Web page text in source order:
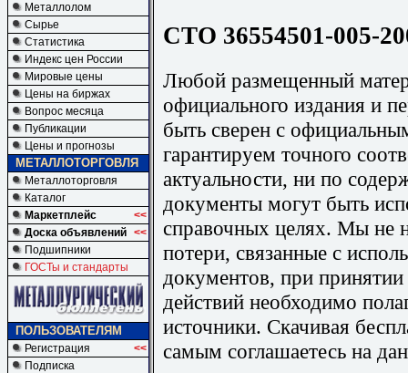
Металлолом
Сырье
Статистика
Индекс цен России
Мировые цены
Цены на биржах
Вопрос месяца
Публикации
Цены и прогнозы
МЕТАЛЛОТОРГОВЛЯ
Металлоторговля
Каталог
Маркетплейс
<<
Доска объявлений <<
Подшипники
ГОСТы и стандарты
ПОЛЬЗОВАТЕЛЯМ
Регистрация
<<
Подписка
СТО 36554501-005-
Любой размещенный
официального издания и
быть сверен с
гарантируем точного
актуальности, ни по
документы могут быть
справочных целях. Мы не
потери, связанные с
документов, при
действий необходимо
источники. Скачивая
самым соглашаетесь на